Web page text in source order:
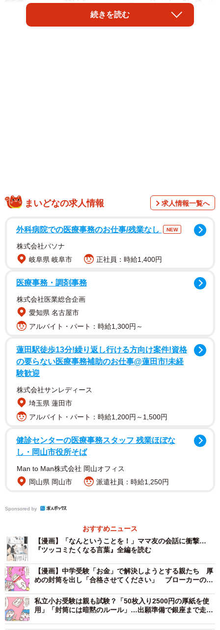
あるとき、中学受験生の子を持つ主人公がひとりでファミ
レスランチをしていると、近くから高校受験について話す
ママたちの会話が聞こえてきました。「塾に入れたけど
あがっています。冷静に耳を傾けていた主人公ですが、途
中から心がざわざわする展開に。
ママたちの話題は徐々に、「BちゃんはW付属に行っている
んだよね？」「受験したんだよね？」と、中学受験をして
子供を付属の中学校に入れたママの話に移ります。そのマ
マに対して、「いいなー、うちも入れればよかった」と軽
い口調で発せられた言葉に主人公は衝撃を受けます。
続きを読む
まいどなの求人情報 求人情報一覧へ
外科病院での医療事務のお仕事/残業なし NEW
株式会社パソナ
岐阜県 岐阜市
正社員：時給1,400円
医療事務・調剤事務
株式会社医業総合企画
愛知県 名古屋市
アルバイト・パート：時給1,300円～
蓮田駅徒歩13分!繰り返し行ける方向け案件!資格
の要らない医療事務補助のお仕事@蓮田市!未経
験歓迎
株式会社サンレディース
埼玉県 蓮田市
アルバイト・パート：時給1,200円～1,500円
健診センターの医療事務スタッフ 残業ほぼな
し・岡山市役所そば
Man to Man株式会社 岡山オフィス
岡山県 岡山市
派遣社員：時給1,250円
Sponsored by
おすすめニュース
【漫画】「なんということを！」ママ友の会話に衝撃…
『ツッコミたくなる言葉』全編を読む
【漫画】中学受験「お金」で解決しようとする親たち 厚
めの封筒を出し「合格させてください」 ブローカーの実
私立小お受験は親も試験？「50枚入り2500円の厚紙を使
用」「封筒には暗黙のルール」…出願準備で銀座まで走ら